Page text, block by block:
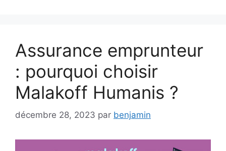
Assurance emprunteur
: pourquoi choisir
Malakoff Humanis ?
décembre 28, 2023 par benjamin